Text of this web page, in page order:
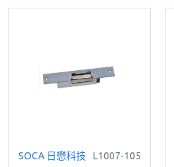
SOCA 日懋科技 L1007-105